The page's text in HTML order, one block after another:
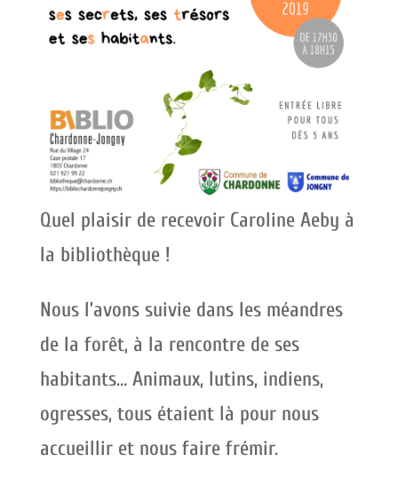
Quel plaisir de recevoir Caroline Aeby à
la bibliothèque !
Nous l’avons suivie dans les méandres
de la forêt, à la rencontre de ses
habitants… Animaux, lutins, indiens,
ogresses, tous étaient là pour nous
accueillir et nous faire frémir.